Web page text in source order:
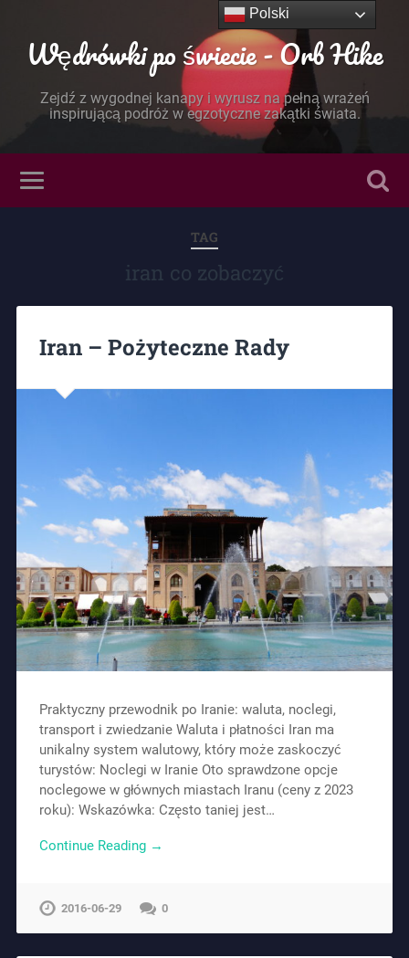
Wędrówki po świecie - Orb Hike
Zejdź z wygodnej kanapy i wyrusz na pełną wrażeń
inspirującą podróż w egzotyczne zakątki świata.
TAG
iran co zobaczyć
Iran – Pożyteczne Rady
Praktyczny przewodnik po Iranie: waluta, noclegi,
transport i zwiedzanie Waluta i płatności Iran ma
unikalny system walutowy, który może zaskoczyć
turystów: Noclegi w Iranie Oto sprawdzone opcje
noclegowe w głównych miastach Iranu (ceny z 2023
roku): Wskazówka: Często taniej jest…
Continue Reading →
2016-06-29 0
Polski